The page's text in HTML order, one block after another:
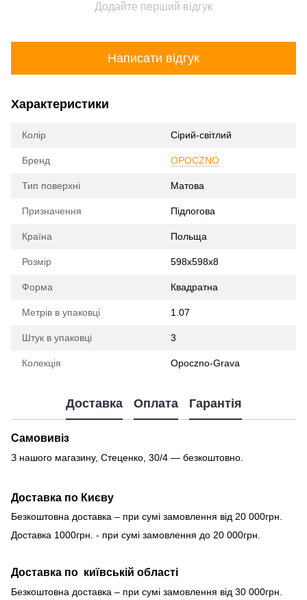
Додайте перший відгук
Написати відгук
Характеристики
Колір Сірий-світлий
Бренд OPOCZNO
Тип поверхні Матова
Призначення Підлогова
Країна Польща
Розмір 598x598x8
Форма Квадратна
Метрів в упаковці 1.07
Штук в упаковці 3
Колекція Opoczno-Grava
Доставка Оплата Гарантія
Самовивіз
З нашого магазину, Стеценко, 30/4 — безкоштовно.
Доставка по Києву
Безкоштовна доставка – при сумі замовлення від 20 000грн.
Доставка 1000грн. - при сумі замовлення до 20 000грн.
Доставка по київській області
Безкоштовна доставка – при сумі замовлення від 30 000грн.